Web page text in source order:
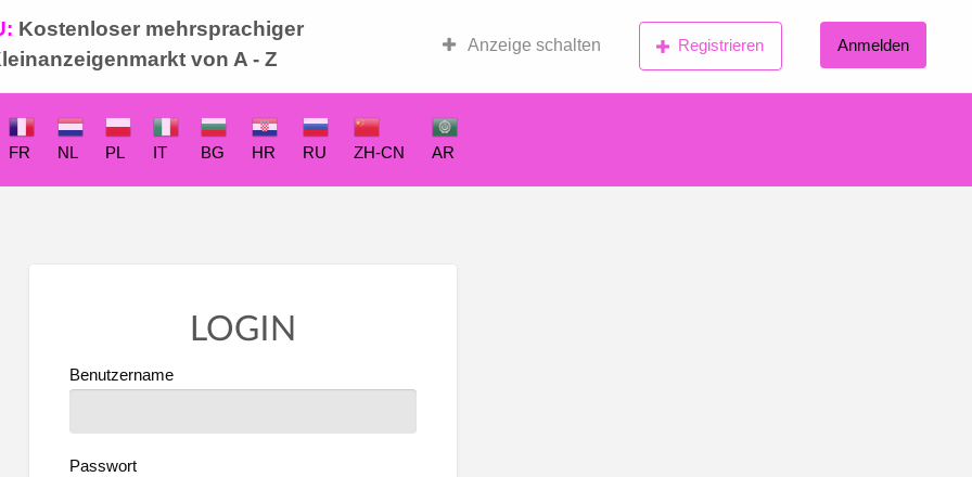
Basar
Kostenloser mehrsprachiger
von A - Z
Anzeige schalten Registrieren Anmelden
FR NL PL IT BG HR RU ZH-CN AR
LOGIN
Benutzername
Passwort